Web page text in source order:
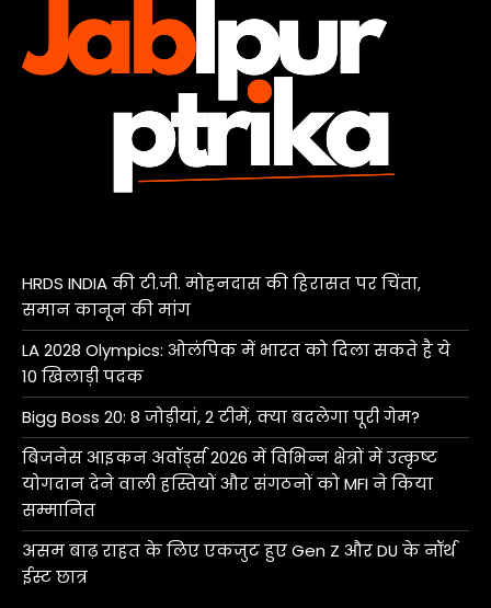
HRDS INDIA की टी.जी. मोहनदास की हिरासत पर चिंता,
समान कानून की मांग
LA 2028 Olympics: ओलंपिक में भारत को दिला सकते है ये
10 खिलाड़ी पदक
Bigg Boss 20: 8 जोड़ीयां, 2 टीमें, क्या बदलेगा पूरी गेम?
बिजनेस आइकन अवॉर्ड्स 2026 में विभिन्न क्षेत्रों में उत्कृष्ट
योगदान देने वाली हस्तियों और संगठनों को MFI ने किया
सम्मानित
असम बाढ़ राहत के लिए एकजुट हुए Gen Z और DU के नॉर्थ
ईस्ट छात्र